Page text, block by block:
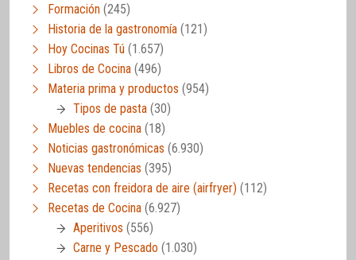
Formación (245)
Historia de la gastronomía (121)
Hoy Cocinas Tú (1.657)
Libros de Cocina (496)
Materia prima y productos (954)
Tipos de pasta (30)
Muebles de cocina (18)
Noticias gastronómicas (6.930)
Nuevas tendencias (395)
Recetas con freidora de aire (airfryer) (112)
Recetas de Cocina (6.927)
Aperitivos (556)
Carne y Pescado (1.030)